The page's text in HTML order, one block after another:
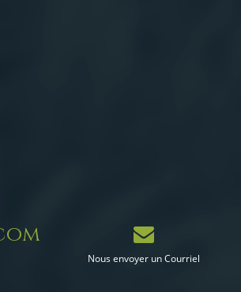
Nous envoyer un Courriel